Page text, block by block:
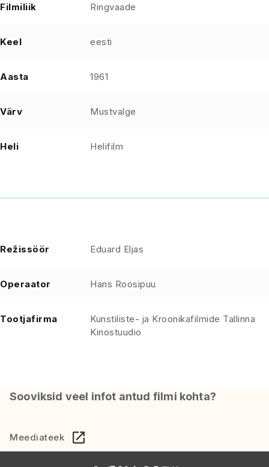
Filmiliik Ringvaade
Keel eesti
Aasta 1961
Värv Mustvalge
Heli Helifilm
Režissöör Eduard Eljas
Operaator Hans Roosipuu
Tootjafirma
Kunstiliste- ja Kroonikafilmide Tallinna
Kinostuudio
Sooviksid veel infot antud filmi kohta?
Meediateek